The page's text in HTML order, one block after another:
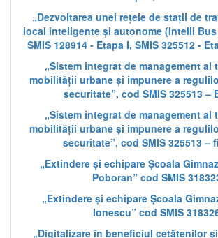
„Dezvoltarea unei rețele de stații de
local inteligente și autonome (Intelli Bus
SMIS 128914 - Etapa I, SMIS 325512 -
„Sistem integrat de management al
mobilității urbane și impunere a
securitate”, cod SMIS 325513 –
„Sistem integrat de management al
mobilității urbane și impunere a
securitate”, cod SMIS 325513 –
„Extindere și echipare Școala
Poboran” cod SMIS
„Extindere și echipare Școala
Ionescu” cod SMIS
„Digitalizare în beneficiul cetățenilor